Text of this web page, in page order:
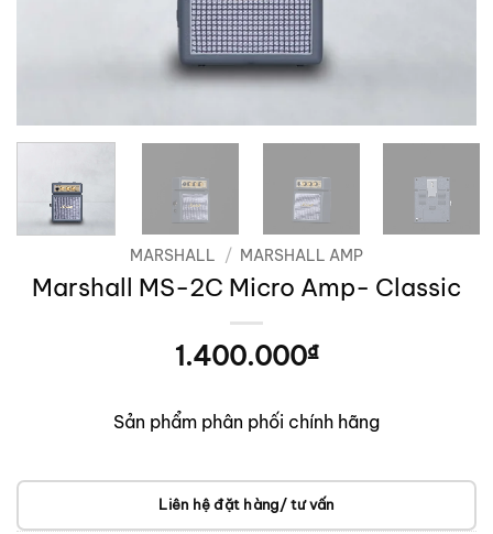
MARSHALL / MARSHALL AMP
Marshall MS-2C Micro Amp- Classic
1.400.000₫
Sản phẩm phân phối chính hãng
Liên hệ đặt hàng/ tư vấn